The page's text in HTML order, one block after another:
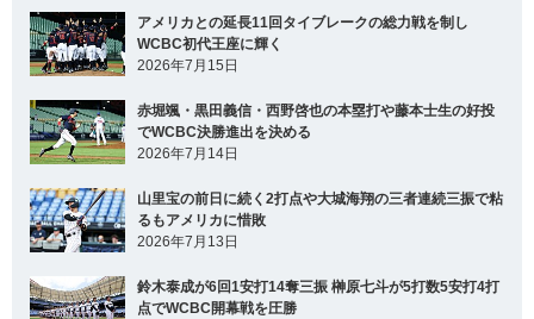
アメリカとの延長11回タイブレークの総力戦を制し
WCBC初代王座に輝く
2026年7月15日
赤堀颯・黒田義信・西野啓也の本塁打や藤本士生の好投
でWCBC決勝進出を決める
2026年7月14日
山里宝の前日に続く2打点や大城海翔の三者連続三振で粘
るもアメリカに惜敗
2026年7月13日
鈴木泰成が6回1安打14奪三振 榊原七斗が5打数5安打4打
点でWCBC開幕戦を圧勝